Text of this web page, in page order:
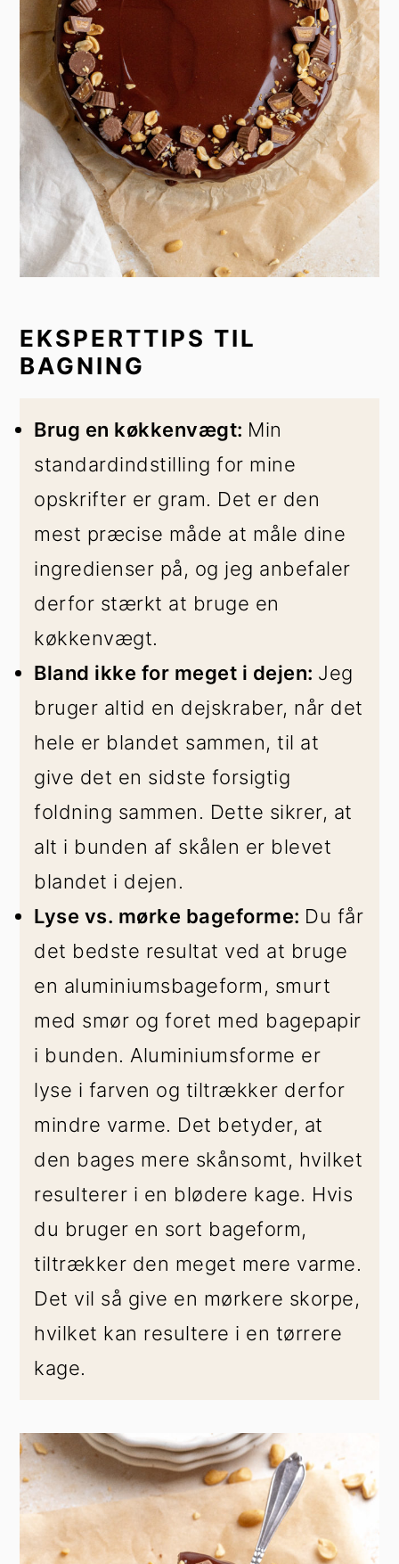
EKSPERTTIPS TIL
BAGNING
Brug en køkkenvægt: Min
standardindstilling for mine
opskrifter er gram. Det er den
mest præcise måde at måle dine
ingredienser på, og jeg anbefaler
derfor stærkt at bruge en
køkkenvægt.
Bland ikke for meget i dejen: Jeg
bruger altid en dejskraber, når det
hele er blandet sammen, til at
give det en sidste forsigtig
foldning sammen. Dette sikrer, at
alt i bunden af skålen er blevet
blandet i dejen.
Lyse vs. mørke bageforme: Du får
det bedste resultat ved at bruge
en aluminiumsbageform, smurt
med smør og foret med bagepapir
i bunden. Aluminiumsforme er
lyse i farven og tiltrækker derfor
mindre varme. Det betyder, at
den bages mere skånsomt, hvilket
resulterer i en blødere kage. Hvis
du bruger en sort bageform,
tiltrækker den meget mere varme.
Det vil så give en mørkere skorpe,
hvilket kan resultere i en tørrere
kage.